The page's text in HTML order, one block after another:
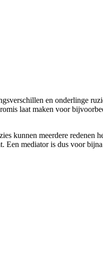
en onderlinge
laat maken voor
kunnen meerdere redenen
Een mediator is dus voor